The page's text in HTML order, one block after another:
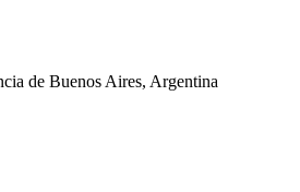
de Buenos Aires, Argentina